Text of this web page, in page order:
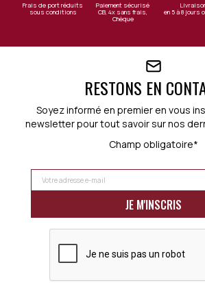
Frais de port réduits
sous conditions
Paiement sécurisé
CB, 4x sans frais,
Chèque
en 5 à 8 jours
RESTONS EN
Soyez informé en premier en vous
newsletter pour tout savoir sur nos
Champ obligatoire*